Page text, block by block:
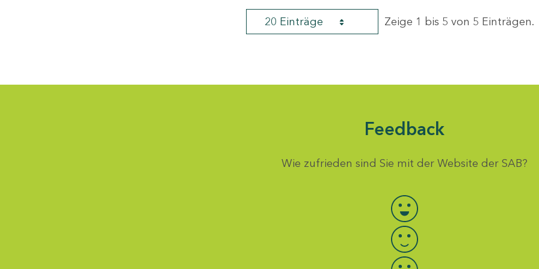
20 Einträge Zeige 1 bis 5 von 5 Einträgen.
Feedback
Wie zufrieden sind Sie mit der Website der SAB?
Bewertung auswählen